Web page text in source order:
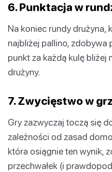
6. Punktacja w
Na koniec rundy drużyna,
najbliżej pallino, zdobywa
punkt za każdą kulę bliżej
drużyny.
7. Zwycięstwo w
Gry zazwyczaj toczą się
zależności od zasad
która osiągnie ten wynik,
przechwałek (i